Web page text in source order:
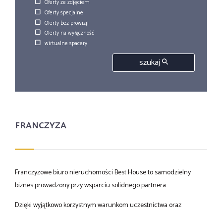
Oferty ze zdjęciem
Oferty specjalne
Oferty bez prowizji
Oferty na wyłączność
wirtualne spacery
szukaj
FRANCZYZA
Franczyzowe biuro nieruchomości Best House to samodzielny
biznes prowadzony przy wsparciu solidnego partnera.
Dzięki wyjątkowo korzystnym warunkom uczestnictwa oraz